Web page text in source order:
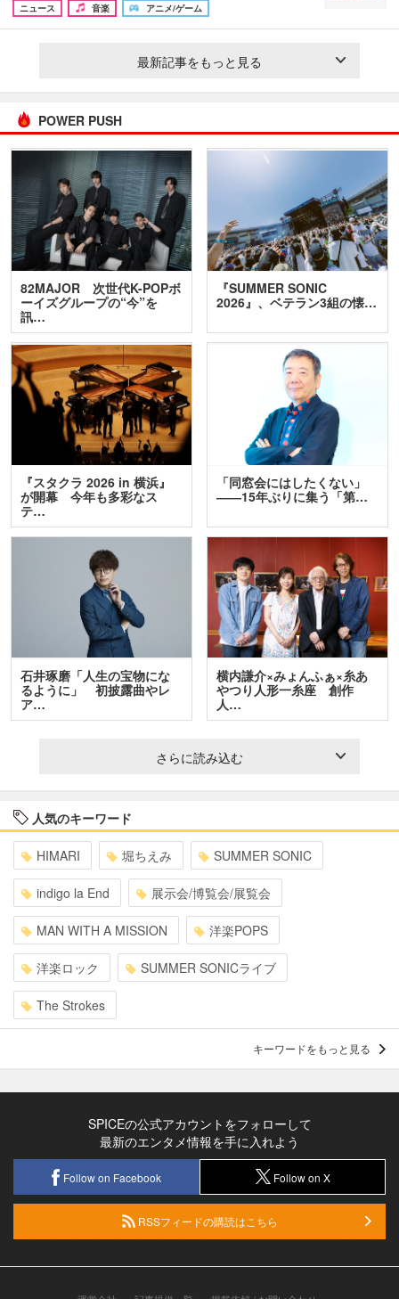
ニュース
音楽 アニメ/ゲーム
最新記事をもっと見る
POWER PUSH
82MAJOR 次世代K-POPボ
ーイズグループの“今”を
訊…
『SUMMER SONIC
2026』、ベテラン3組の懐…
『スタクラ 2026 in 横浜』
が開幕 今年も多彩なス
テ…
「同窓会にはしたくない」
――15年ぶりに集う「第…
石井琢磨「人生の宝物にな
るように」 初披露曲やレ
ア…
横内謙介×みょんふぁ×糸あ
やつり人形一糸座 創作
人…
さらに読み込む
人気のキーワード
HIMARI 堀ちえみ SUMMER SONIC
indigo la End 展示会/博覧会/展覧会
MAN WITH A MISSION 洋楽POPS
洋楽ロック SUMMER SONICライブ
The Strokes
キーワードをもっと見る
SPICEの公式アカウントをフォローして
最新のエンタメ情報を手に入れよう
Follow on Facebook Follow on X
RSSフィードの購読はこちら